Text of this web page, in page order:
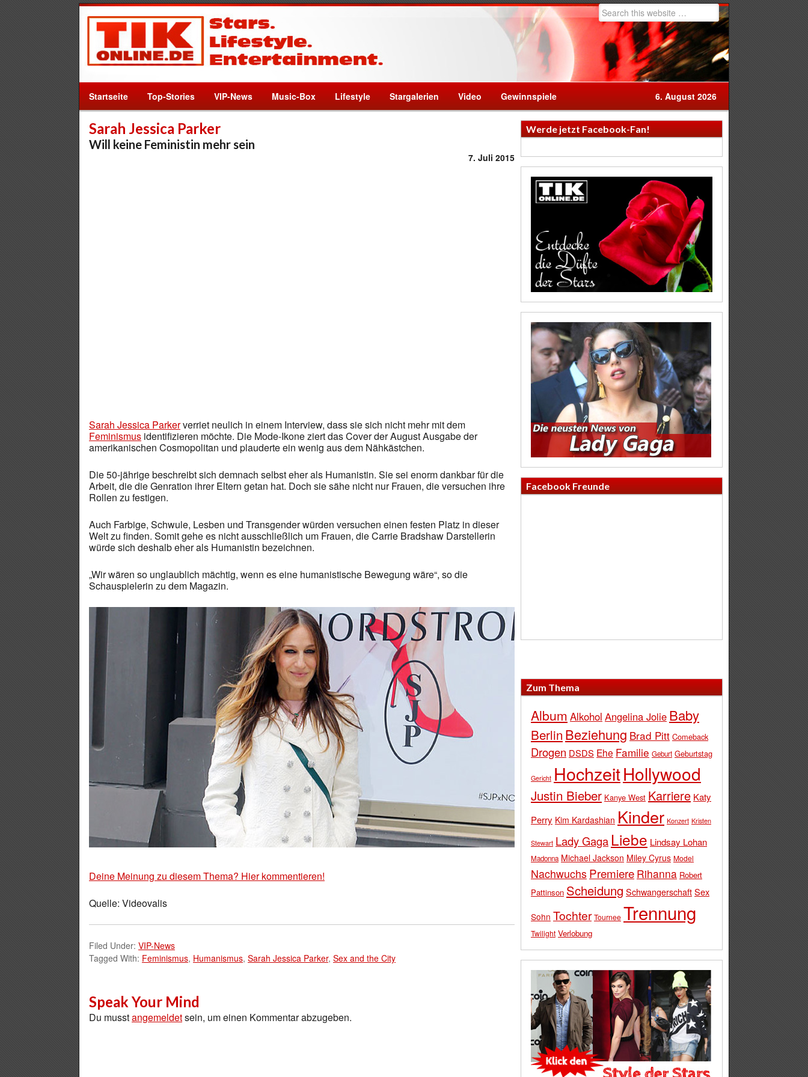
Startseite Top-Stories VIP-News Music-Box Lifestyle Stargalerien Video Gewinnspiele 6. August 2026
Sarah Jessica Parker
Will keine Feministin mehr sein
7. Juli 2015
Sarah Jessica Parkerverriet neulich in einem Interview, dass sie sich nicht mehr mit dem
Feminismus identifizieren möchte. Die Mode-Ikone ziert das Cover der August Ausgabe der
amerikanischen Cosmopolitan und plauderte ein wenig aus dem Nähkästchen.
Die 50-jährige beschreibt sich demnach selbst eher als Humanistin. Sie sei enorm dankbar für die
Arbeit, die die Genration ihrer Eltern getan hat. Doch sie sähe nicht nur Frauen, die versuchen ihre
Rollen zu festigen.
Auch Farbige, Schwule, Lesben und Transgender würden versuchen einen festen Platz in dieser
Welt zu finden. Somit gehe es nicht ausschließlich um Frauen, die Carrie Bradshaw Darstellerin
würde sich deshalb eher als Humanistin bezeichnen.
„Wir wären so unglaublich mächtig, wenn es eine humanistische Bewegung wäre“, so die
Schauspielerin zu dem Magazin.
Deine Meinung zu diesem Thema? Hier kommentieren!
Quelle: Videovalis
Filed Under: VIP-News
Tagged With: Feminismus, Humanismus, Sarah Jessica Parker, Sex and the City
Speak Your Mind
Du musstangemeldetsein, um einen Kommentar abzugeben.
Werde jetzt Facebook-Fan!
Facebook Freunde
Zum Thema
Album Alkohol Angelina Jolie Baby
Berlin Beziehung Brad Pitt Comeback
Drogen DSDS Ehe Familie Geburt Geburtstag
Gericht HochzeitHollywood
Justin Bieber Kanye West Karriere Katy
Perry Kim Kardashian Kinder Konzert Kristen
Stewart Lady Gaga Liebe Lindsay Lohan
Madonna Michael Jackson Miley Cyrus Model
Nachwuchs Premiere Rihanna Robert
Pattinson Scheidung SchwangerschaftSex
Sohn Tochter Tournee Trennung
Twilight Verlobung